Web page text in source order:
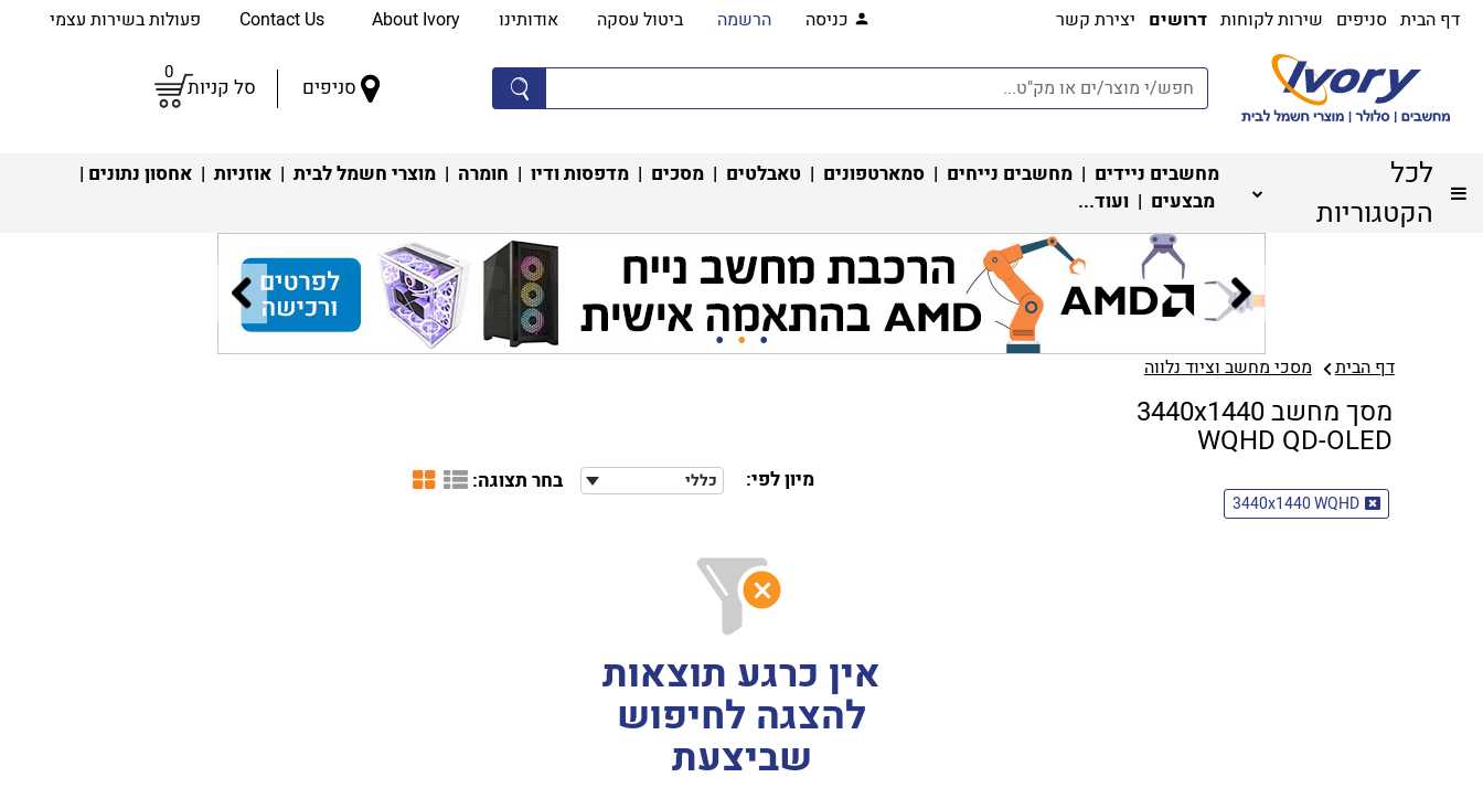
דף הבית סניפים שירות לקוחות דרושים יצירת קשר כניסה הרשמה ביטול עסקה אודותינו About Ivory פעולות בשירות עצמי
סניפים סל קניות
0
לכל
הקטגוריות
מחשבים ניידים | מחשבים נייחים | סמארטפונים | טאבלטים | מסכים | מדפסות ודיו | חומרה | מוצרי חשמל לבית | אוזניות | אחסון נתונים |
מבצעים | ועוד...
דף הבית מסכי מחשב וציוד נלווה
מסך מחשב 3440x1440
WQHD QD-OLED
מיון לפי: כללי בחר תצוגה:
3440x1440 WQHD
אין כרגע תוצאות
להצגה לחיפוש
שביצעת